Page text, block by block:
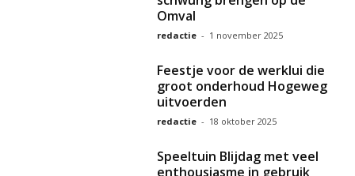
Omval
redactie - 1 november 2025
Feestje voor de werklui die
groot onderhoud Hogeweg
uitvoerden
redactie - 18 oktober 2025
Speeltuin Blijdag met veel
enthousiasme in gebruik